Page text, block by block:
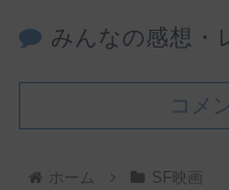
みんなの感想・
コメ
ホーム SF映画